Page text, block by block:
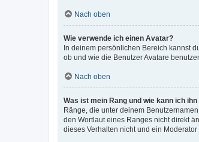
Nach oben
Wie verwende ich einen Avatar?
In deinem persönlichen Bereich kannst
ob und wie die Benutzer Avatare
Nach oben
Was ist mein Rang und wie kann ich
Ränge, die unter deinem
den Wortlaut eines Ranges nicht direkt
dieses Verhalten nicht und ein